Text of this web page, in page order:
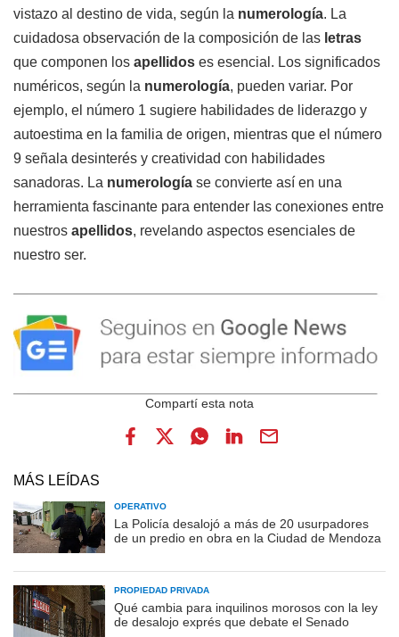
vistazo al destino de vida, según la numerología. La
cuidadosa observación de la composición de las letras
que componen los apellidos es esencial. Los significados
numéricos, según la numerología, pueden variar. Por
ejemplo, el número 1 sugiere habilidades de liderazgo y
autoestima en la familia de origen, mientras que el número
9 señala desinterés y creatividad con habilidades
sanadoras. La numerología se convierte así en una
herramienta fascinante para entender las conexiones entre
nuestros apellidos, revelando aspectos esenciales de
nuestro ser.
MÁS LEÍDAS
OPERATIVO
La Policía desalojó a más de 20 usurpadores
de un predio en obra en la Ciudad de Mendoza
PROPIEDAD PRIVADA
Qué cambia para inquilinos morosos con la ley
de desalojo exprés que debate el Senado